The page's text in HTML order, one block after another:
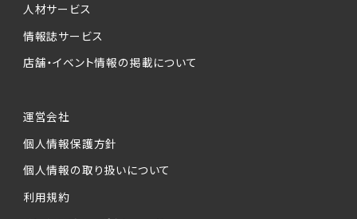
人材サービス
情報誌サービス
店舗・イベント情報の掲載について
運営会社
個人情報保護方針
個人情報の取り扱いについて
利用規約